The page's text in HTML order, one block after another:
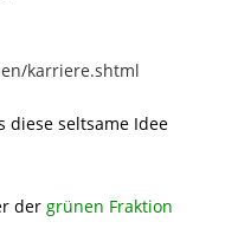
karriere.shtml
diese seltsame Idee
der grünen Fraktion